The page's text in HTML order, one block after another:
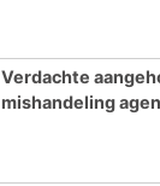
Verdachte
mishandeling